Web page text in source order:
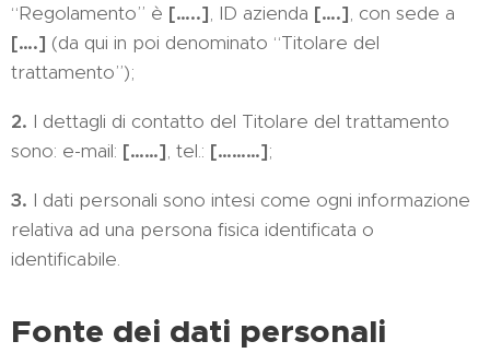
“Regolamento” è […..], ID azienda [….], con sede a
[….] (da qui in poi denominato “Titolare del
trattamento”);
2. I dettagli di contatto del Titolare del trattamento
sono: e-mail: [……], tel.: [………];
3. I dati personali sono intesi come ogni informazione
relativa ad una persona fisica identificata o
identificabile.
Fonte dei dati personali